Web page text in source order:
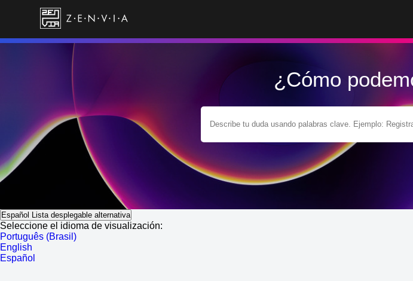
¿Cómo
Español Lista desplegable alternativa
Seleccione el idioma de visualización:
Português (Brasil)
English
Español